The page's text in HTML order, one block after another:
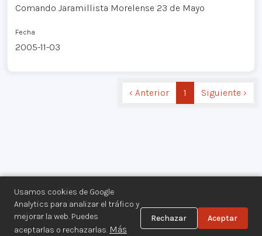
Usamos cookies de Google
Analytics para analizar el tráfico y
mejorar la web. Puedes
aceptarlas o rechazarlas. Más
Rechazar Aceptar
Comando Jaramillista Morelense 23 de Mayo
Fecha
2005-11-03
‹ Anterior 1 Siguiente ›
Centro de Documentación de los
Movimientos Armados©